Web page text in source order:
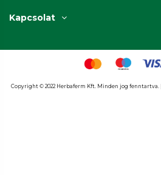
Kapcsolat
Copyright © 2022 Herbaferm Kft. Minden jog fenntartva. |